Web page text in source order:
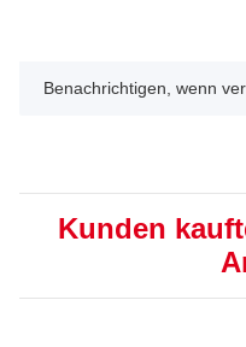
Benachrichtigen, wenn
Kunden